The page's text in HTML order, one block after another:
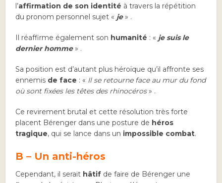
l’affirmation de son identité à travers la répétition
du pronom personnel sujet « je» .
Il réaffirme également son humanité : « je suis le
dernier homme» .
Sa position est d’autant plus héroïque qu’il affronte ses
ennemis de face : « Il se retourne face au mur du fond
où sont fixées les têtes des rhinocéros» .
Ce revirement brutal et cette résolution très forte
placent Bérenger dans une posture de héros
tragique, qui se lance dans un impossible combat.
B – Un anti-héros
Cependant, il serait hâtif de faire de Bérenger une